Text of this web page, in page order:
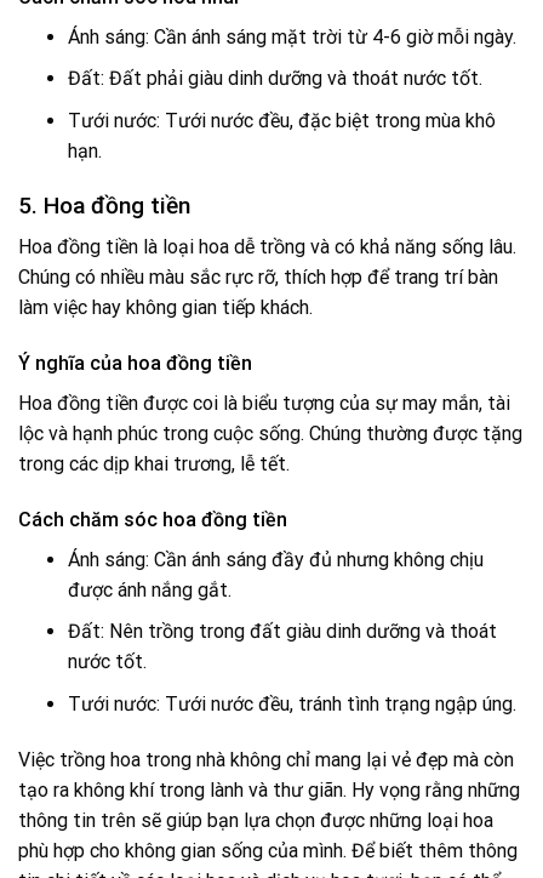
Ánh sáng: Cần ánh sáng mặt trời từ 4-6 giờ mỗi ngày.
Đất: Đất phải giàu dinh dưỡng và thoát nước tốt.
Tưới nước: Tưới nước đều, đặc biệt trong mùa khô
hạn.
5. Hoa đồng tiền
Hoa đồng tiền là loại hoa dễ trồng và có khả năng sống lâu.
Chúng có nhiều màu sắc rực rỡ, thích hợp để trang trí bàn
làm việc hay không gian tiếp khách.
Ý nghĩa của hoa đồng tiền
Hoa đồng tiền được coi là biểu tượng của sự may mắn, tài
lộc và hạnh phúc trong cuộc sống. Chúng thường được tặng
trong các dịp khai trương, lễ tết.
Cách chăm sóc hoa đồng tiền
Ánh sáng: Cần ánh sáng đầy đủ nhưng không chịu
được ánh nắng gắt.
Đất: Nên trồng trong đất giàu dinh dưỡng và thoát
nước tốt.
Tưới nước: Tưới nước đều, tránh tình trạng ngập úng.
Việc trồng hoa trong nhà không chỉ mang lại vẻ đẹp mà còn
tạo ra không khí trong lành và thư giãn. Hy vọng rằng những
thông tin trên sẽ giúp bạn lựa chọn được những loại hoa
phù hợp cho không gian sống của mình. Để biết thêm thông